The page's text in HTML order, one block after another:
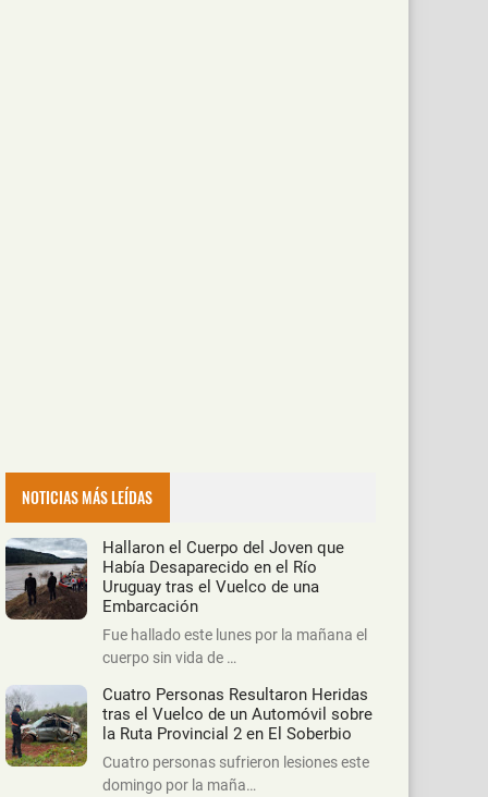
NOTICIAS MÁS LEÍDAS
Hallaron el Cuerpo del Joven que
Había Desaparecido en el Río
Uruguay tras el Vuelco de una
Embarcación
Fue hallado este lunes por la mañana el
cuerpo sin vida de …
Cuatro Personas Resultaron Heridas
tras el Vuelco de un Automóvil sobre
la Ruta Provincial 2 en El Soberbio
Cuatro personas sufrieron lesiones este
domingo por la maña…